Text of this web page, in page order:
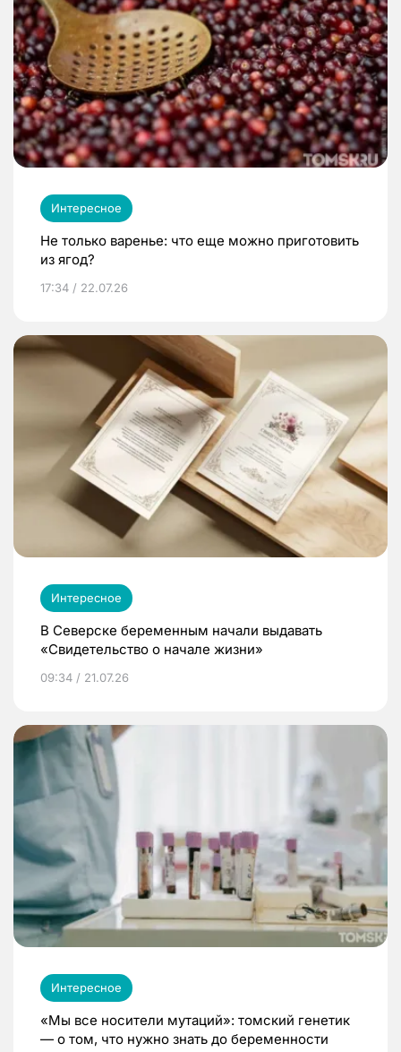
Интересное
Не только варенье: что еще можно приготовить
из ягод?
17:34 / 22.07.26
Интересное
В Северске беременным начали выдавать
«Свидетельство о начале жизни»
09:34 / 21.07.26
Интересное
«Мы все носители мутаций»: томский генетик
— о том, что нужно знать до беременности